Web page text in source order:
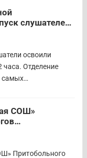
в преподавании
литературы. Цели
слушателей
освоили
Отделение
самых
психологов в
Все
итоговую
и получили
СОШ»
округа
Притобольного